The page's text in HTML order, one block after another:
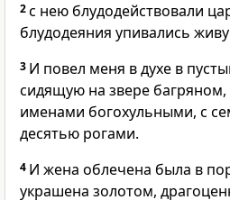
2с нею блудодействовали
блудодеяния упивались
3 И повел меня в духе в
сидящую на звере
именами богохульными, с
десятью рогами.
4 И жена облечена была в
украшена золотом,